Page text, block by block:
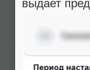
выдает